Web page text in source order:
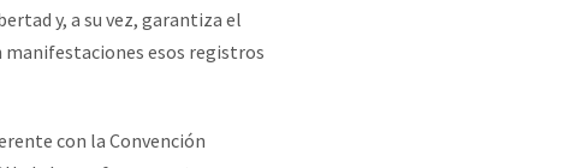
y, a su vez, garantiza el
manifestaciones esos registros
con la Convención